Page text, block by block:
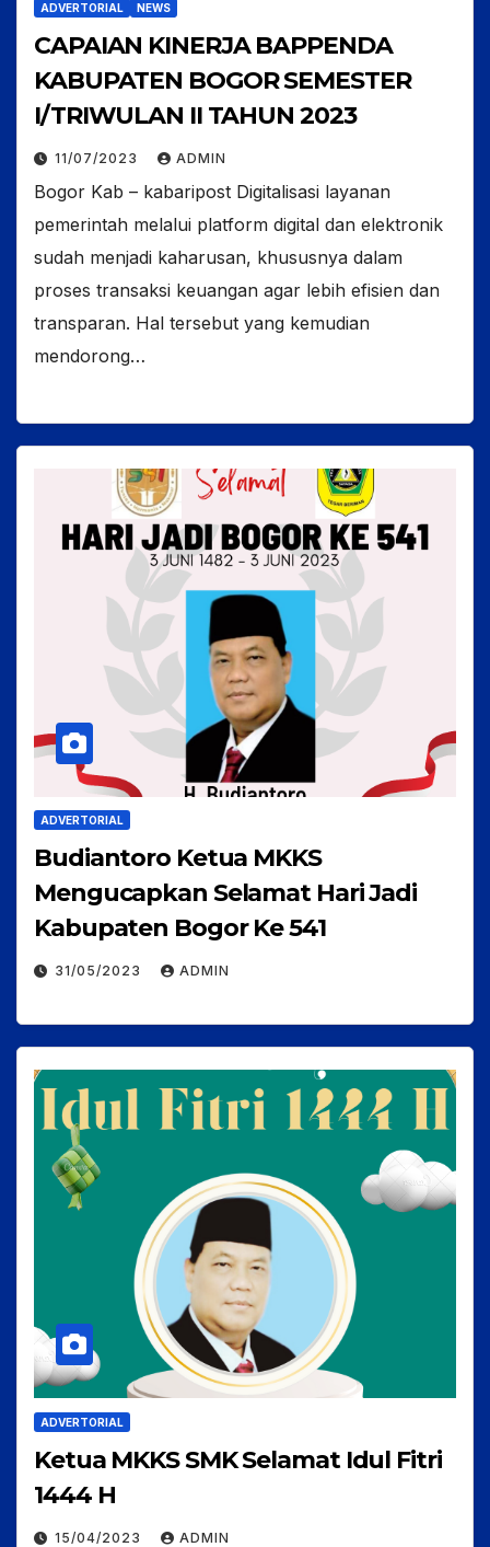
ADVERTORIAL NEWS
CAPAIAN KINERJA BAPPENDA
KABUPATEN BOGOR SEMESTER
I/TRIWULAN II TAHUN 2023
11/07/2023 ADMIN
Bogor Kab – kabaripost Digitalisasi layanan
pemerintah melalui platform digital dan elektronik
sudah menjadi kaharusan, khususnya dalam
proses transaksi keuangan agar lebih efisien dan
transparan. Hal tersebut yang kemudian
mendorong…
ADVERTORIAL
Budiantoro Ketua MKKS
Mengucapkan Selamat Hari Jadi
Kabupaten Bogor Ke 541
31/05/2023 ADMIN
ADVERTORIAL
Ketua MKKS SMK Selamat Idul Fitri
1444 H
15/04/2023 ADMIN